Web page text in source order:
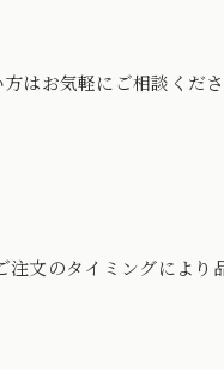
はお気軽にご相談くださ
文のタイミングにより